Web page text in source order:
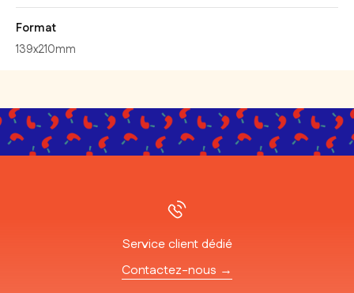
Format
139x210mm
Service client dédié
Contactez-nous →